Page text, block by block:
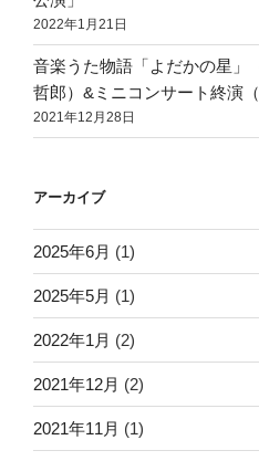
2022年1月21日
音楽うた物語「よだかの星」
哲郎）&ミニコンサート終演
2021年12月28日
アーカイブ
2025年6月 (1)
2025年5月 (1)
2022年1月 (2)
2021年12月 (2)
2021年11月 (1)